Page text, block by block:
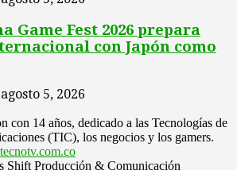
Game Fest 2026 prepara
con Japón como
agosto 5, 2026
con 14 años, dedicado a las Tecnologías de
(TIC), los negocios y los gamers.
Shift Producción & Comunicación